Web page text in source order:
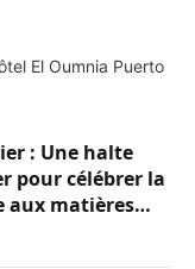
El Oumnia Puerto
: Une halte
pour célébrer la
aux matières